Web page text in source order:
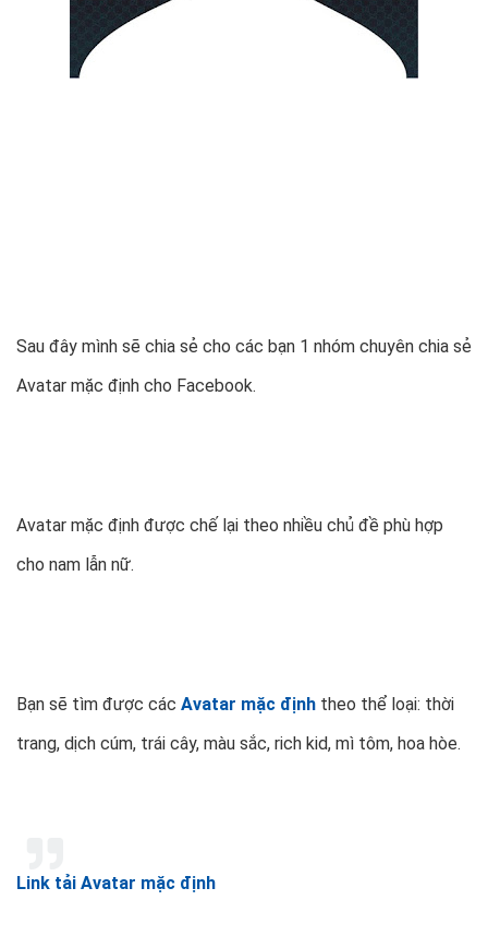
Sau đây mình sẽ chia sẻ cho các bạn 1 nhóm chuyên chia sẻ
Avatar mặc định cho Facebook.
Avatar mặc định được chế lại theo nhiều chủ đề phù hợp
cho nam lẫn nữ.
Bạn sẽ tìm được các Avatar mặc định theo thể loại: thời
trang, dịch cúm, trái cây, màu sắc, rich kid, mì tôm, hoa hòe.
Link tải Avatar mặc định